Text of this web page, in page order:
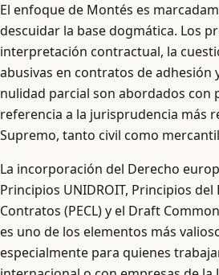
El enfoque de Montés es
descuidar la base dogmática. Los
interpretación contractual, la
abusivas en contratos de adhesión
nulidad parcial son abordados con
referencia a la jurisprudencia más
Supremo, tanto civil como
La incorporación del Derecho
Principios UNIDROIT, Principios
Contratos (PECL) y el Draft
es uno de los elementos más
especialmente para quienes